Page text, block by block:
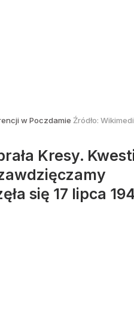
w Poczdamie Źródło:
Kresy.
się 17 lipca